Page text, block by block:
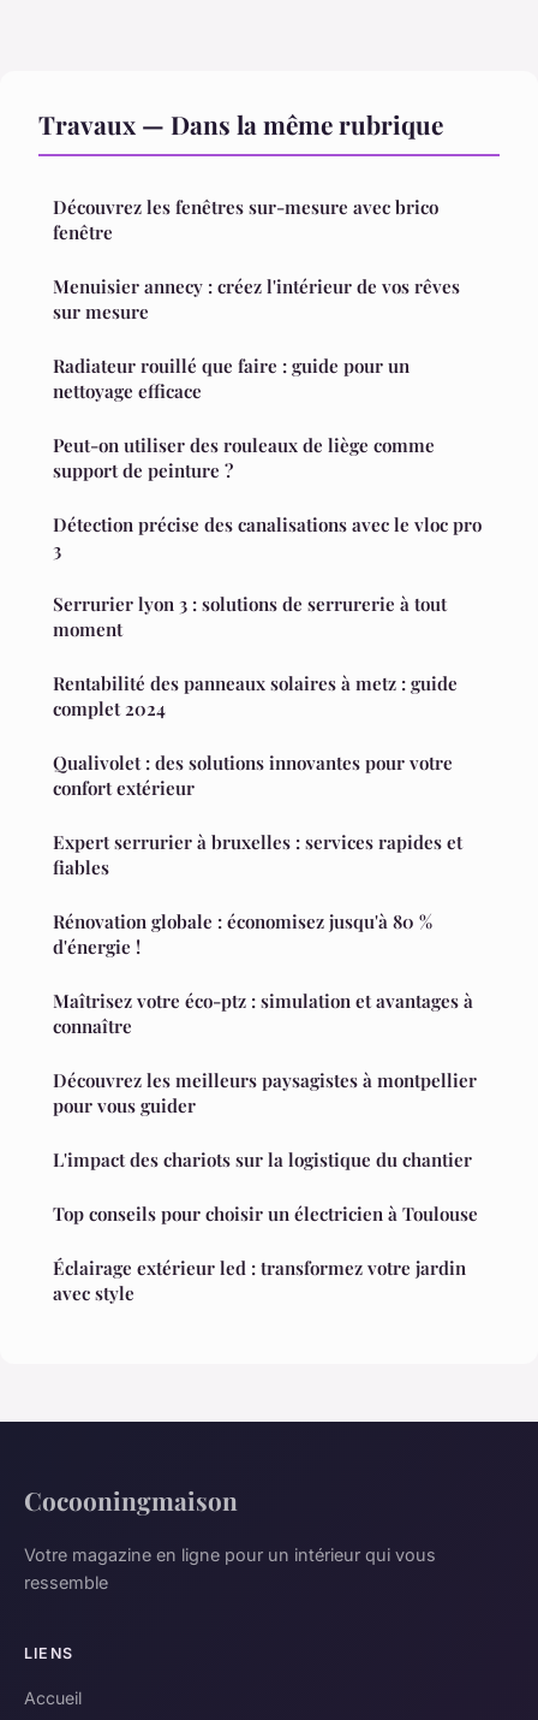
Travaux — Dans la même rubrique
Découvrez les fenêtres sur-mesure avec brico
fenêtre
Menuisier annecy : créez l'intérieur de vos rêves
sur mesure
Radiateur rouillé que faire : guide pour un
nettoyage efficace
Peut-on utiliser des rouleaux de liège comme
support de peinture ?
Détection précise des canalisations avec le vloc pro
3
Serrurier lyon 3 : solutions de serrurerie à tout
moment
Rentabilité des panneaux solaires à metz : guide
complet 2024
Qualivolet : des solutions innovantes pour votre
confort extérieur
Expert serrurier à bruxelles : services rapides et
fiables
Rénovation globale : économisez jusqu'à 80 %
d'énergie !
Maîtrisez votre éco-ptz : simulation et avantages à
connaître
Découvrez les meilleurs paysagistes à montpellier
pour vous guider
L'impact des chariots sur la logistique du chantier
Top conseils pour choisir un électricien à Toulouse
Éclairage extérieur led : transformez votre jardin
avec style
Cocooningmaison
Votre magazine en ligne pour un intérieur qui vous
ressemble
LIENS
Accueil